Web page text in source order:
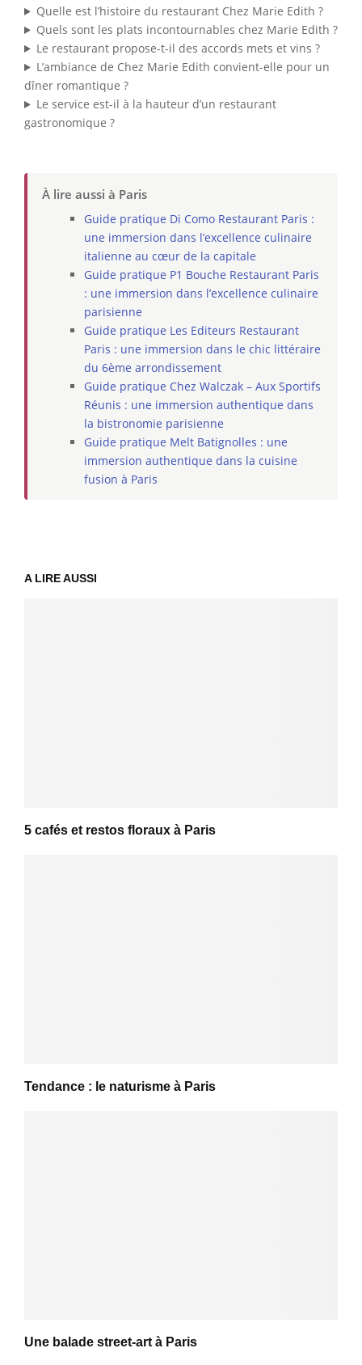
Quelle est l’histoire du restaurant Chez Marie Edith ?
Quels sont les plats incontournables chez Marie Edith ?
Le restaurant propose-t-il des accords mets et vins ?
L’ambiance de Chez Marie Edith convient-elle pour un
dîner romantique ?
Le service est-il à la hauteur d’un restaurant
gastronomique ?
À lire aussi à Paris
Guide pratique Di Como Restaurant Paris :
une immersion dans l’excellence culinaire
italienne au cœur de la capitale
Guide pratique P1 Bouche Restaurant Paris
: une immersion dans l’excellence culinaire
parisienne
Guide pratique Les Editeurs Restaurant
Paris : une immersion dans le chic littéraire
du 6ème arrondissement
Guide pratique Chez Walczak – Aux Sportifs
Réunis : une immersion authentique dans
la bistronomie parisienne
Guide pratique Melt Batignolles : une
immersion authentique dans la cuisine
fusion à Paris
A LIRE AUSSI
5 cafés et restos floraux à Paris
Tendance : le naturisme à Paris
Une balade street-art à Paris